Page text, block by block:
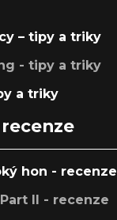
– tipy a triky
- tipy a triky
a triky
hon - recenze
II - recenze